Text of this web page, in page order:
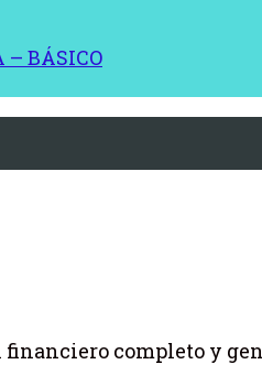
– BÁSICO
completo y